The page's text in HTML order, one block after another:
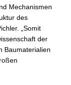
Mechanismen
des
„Somit
der
Baumaterialien